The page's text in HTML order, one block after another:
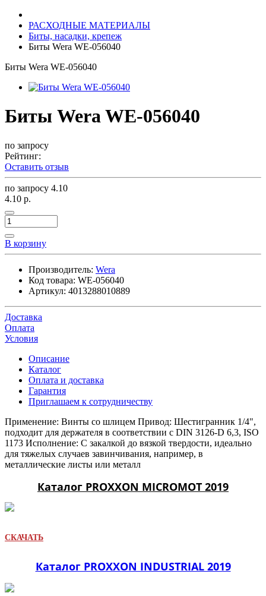
РАСХОДНЫЕ МАТЕРИАЛЫ
Биты, насадки, крепеж
Биты Wera WE-056040
Биты Wera WE-056040
Биты Wera WE-056040
по запросу
Рейтинг:
Оставить отзыв
по запросу 4.10
4.10 р.
В корзину
Производитель: Wera
Код товара: WE-056040
Артикул: 4013288010889
Доставка
Оплата
Условия
Описание
Каталог
Оплата и доставка
Гарантия
Приглашаем к сотрудничеству
Применение: Винты со шлицем Привод: Шестигранник 1/4",
подходит для держателя в соответствии с DIN 3126-D 6,3, ISO
1173 Исполнение: С закалкой до вязкой твердости, идеально
для тяжелых случаев завинчивания, например, в
металлические листы или металл
Каталог PROXXON MICROMOT 2019
СКАЧАТЬ
Каталог PROXXON INDUSTRIAL 2019